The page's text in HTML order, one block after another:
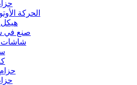
الحركة
صنع في
شاشات